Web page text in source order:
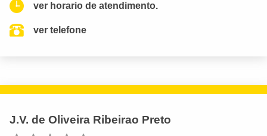
ver horario de atendimento.
ver telefone
J.V. de Oliveira Ribeirao Preto